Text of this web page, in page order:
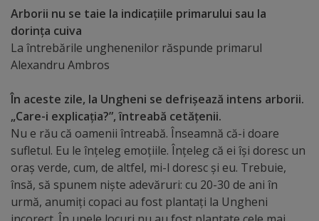
înfrățite
Distincții
de
onoare
Deținători
ai
Arborii nu se taie la indicațiile primarului sau la
dorința cuiva
La întrebările unghenenilor răspunde primarul
Alexandru Ambros
În aceste zile, la Ungheni se defrișează intens arborii.
„Care-i explicația?”, întreabă cetățenii.
Nu e rău că oamenii întreabă. Înseamnă că-i doare
sufletul. Eu le înțeleg emoțiile. Înțeleg că ei își doresc un
oraș verde, cum, de altfel, mi-l doresc și eu. Trebuie,
însă, să spunem niște adevăruri: cu 20-30 de ani în
urmă, anumiți copaci au fost plantați la Ungheni